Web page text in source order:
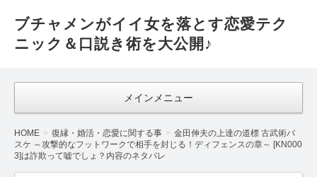
ブチャメンがイイ女を落とす恋愛テク
ニック＆口説き術を大公開♪
メインメニュー
HOME 復縁・婚活・恋愛に関する事
金田伸夫の上達の道標 古武術バ
スケ ～攻撃的なフットワークで相手を封じる！ディフェンスの章～ [KN000
3]は詐欺って嘘でしょ？内容のネタバレ